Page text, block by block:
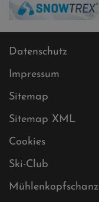
Impressum
Sitemap
Sitemap XML
Mühlenkopfschanze